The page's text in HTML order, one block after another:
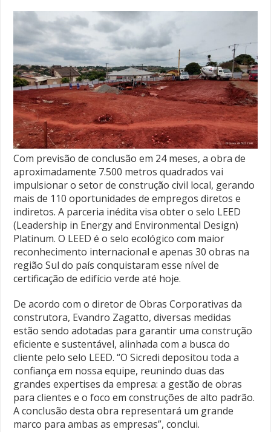
Com previsão de conclusão em 24 meses, a obra de
aproximadamente 7.500 metros quadrados vai
impulsionar o setor de construção civil local, gerando
mais de 110 oportunidades de empregos diretos e
indiretos. A parceria inédita visa obter o selo LEED
(Leadership in Energy and Environmental Design)
Platinum. O LEED é o selo ecológico com maior
reconhecimento internacional e apenas 30 obras na
região Sul do país conquistaram esse nível de
certificação de edifício verde até hoje.
De acordo com o diretor de Obras Corporativas da
construtora, Evandro Zagatto, diversas medidas
estão sendo adotadas para garantir uma construção
eficiente e sustentável, alinhada com a busca do
cliente pelo selo LEED. “O Sicredi depositou toda a
confiança em nossa equipe, reunindo duas das
grandes expertises da empresa: a gestão de obras
para clientes e o foco em construções de alto padrão.
A conclusão desta obra representará um grande
marco para ambas as empresas”, conclui.